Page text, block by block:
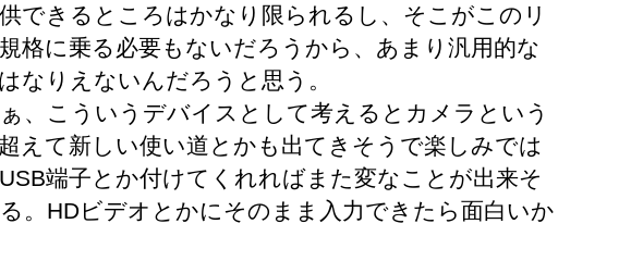
できるところはかなり限られるし、そこがこのリ
格に乗る必要もないだろうから、あまり汎用的な
なりえないんだろうと思う。
、こういうデバイスとして考えるとカメラという
えて新しい使い道とかも出てきそうで楽しみでは
端子とか付けてくれればまた変なことが出来そ
。HDビデオとかにそのまま入力できたら面白いか